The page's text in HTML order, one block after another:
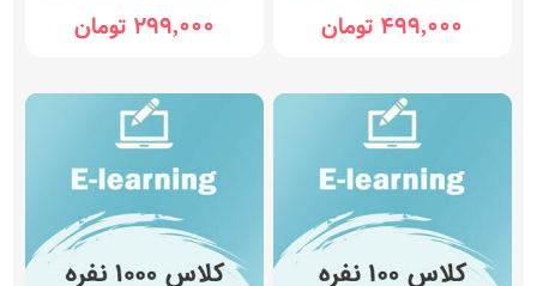
499,000 تومان 299,000 تومان